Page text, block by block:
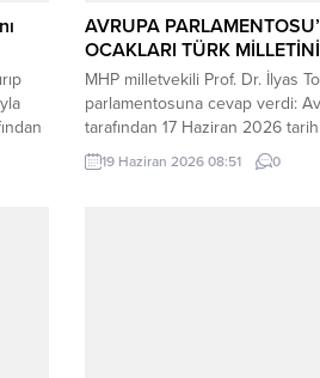
AVRUPA
OCAKLARI TÜRK
MHP milletvekili Prof. Dr. İlyas
parlamentosuna cevap verdi:
tarafından 17 Haziran 2026
Türkiye Raporu, teknik bir
ziyade, Türkiye-AB ilişkilerinin
19 Haziran 2026 08:51 0